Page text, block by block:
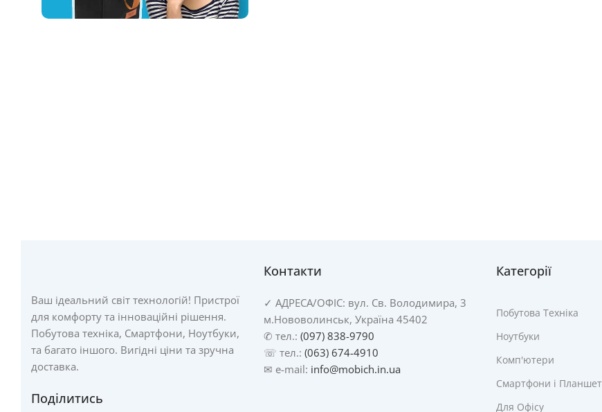
Ваш ідеальний світ технологій! Пристрої
для комфорту та інноваційні рішення.
Побутова техніка, Смартфони, Ноутбуки,
та багато іншого. Вигідні ціни та зручна
доставка.
Поділитись
Контакти
✓ АДРЕСА/ОФІС: вул. Св. Володимира, 3
м.Нововолинськ, Україна 45402
✆ тел.: (097) 838-9790
☏ тел.: (063) 674-4910
✉ e-mail: info@mobich.in.ua
Категорії
Побутова Техніка
Ноутбуки
Комп'ютери
Смартфони і
Для Офісу